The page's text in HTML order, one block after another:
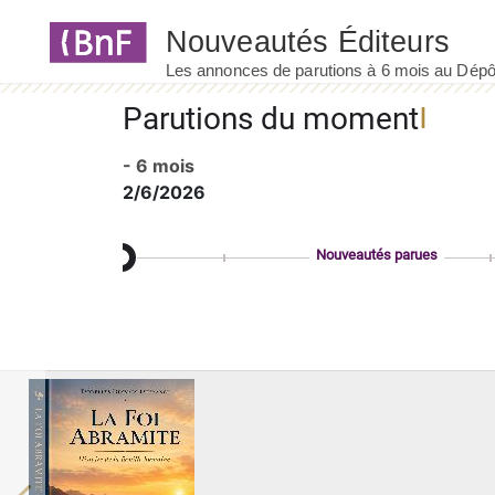
Parutions du moment
- 6 mois
2/6/2026
Nouveautés parues